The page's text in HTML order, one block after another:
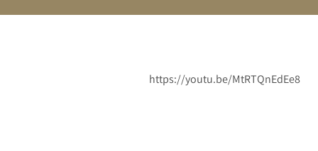
https://youtu.be/MtRTQnEdEe8